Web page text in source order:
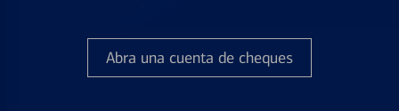
Abra una cuenta de cheques